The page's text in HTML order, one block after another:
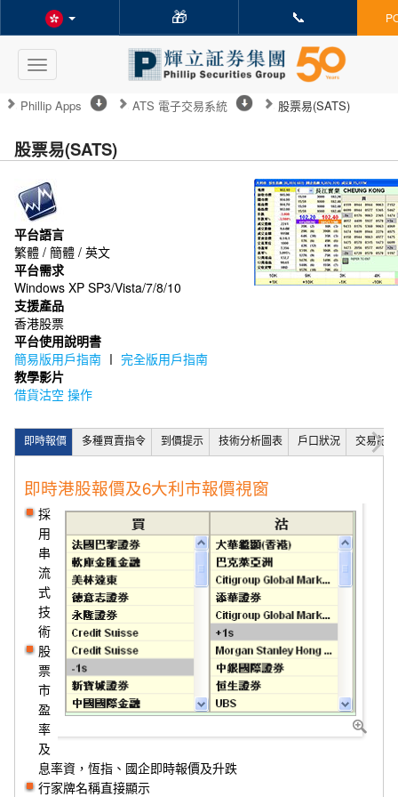
🎁 📞
Toggle
navigation
Phillip Apps ATS 電子交易系統 股票易(SATS)
股票易(SATS)
平台語言
繁體 / 簡體 / 英文
平台需求
Windows XP SP3/Vista/7/8/10
支援產品
香港股票
平台使用說明書
簡易版用戶指南 〡 完全版用戶指南
教學影片
借貨沽空 操作
即時報價 多種買賣指令 到價提示 技術分析圖表 戶口狀況 交易記錄
即時港股報價及6大利市報價視窗
採
用
串
流
式
技
術
股
票
市
盈
率
及
息率資，恆指、國企即時報價及升跌
行家牌名稱直接顯示